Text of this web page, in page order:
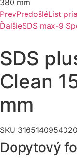
380 mm
PrevPredošléList
ĎalšieSDS max-9
SDS
Clean
mm
SKU 3165140954020
Dopytový